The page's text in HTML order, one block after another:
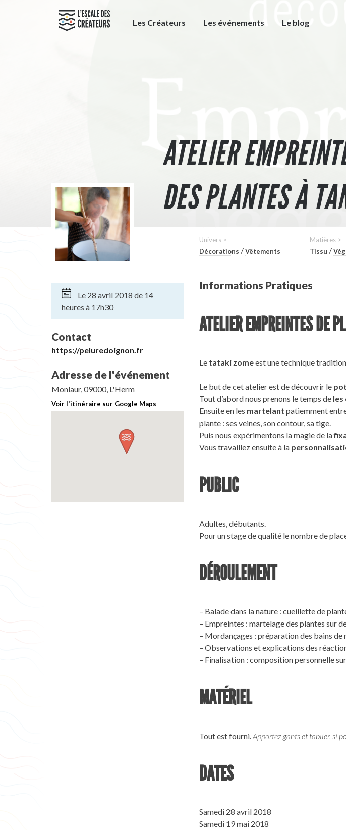
Les Créateurs Les événements Le blog
ATELIER
DES PLANTES À
Le 28 avril 2018 de 14
heures à 17h30
Contact
https://peluredoignon.fr
Adresse de l'événement
Monlaur, 09000, L'Herm
Voir l'itinéraire sur Google Maps
Univers >
Décorations /Vêtements
Matières >
Tissu /
Informations Pratiques
ATELIER EMPREINTES
Le tataki zomeest une technique
Le but de cet atelier est de découvrir le
Tout d’abord nous prenons le temps de les
Ensuite en les martelant patiemment
plante : ses veines, son contour, sa tige.
Puis nous expérimentons la magie de la
Vous travaillez ensuite à la
PUBLIC
Adultes, débutants.
Pour un stage de qualité le nombre de
DÉROULEMENT
– Balade dans la nature : cueillette de
– Empreintes : martelage des plantes sur
– Mordançages : préparation des bains de
– Observations et explications des
– Finalisation : composition personnelle
MATÉRIEL
Tout est fourni. Apportez gants et tablier, si
DATES
Samedi 28 avril 2018
Samedi 19 mai 2018